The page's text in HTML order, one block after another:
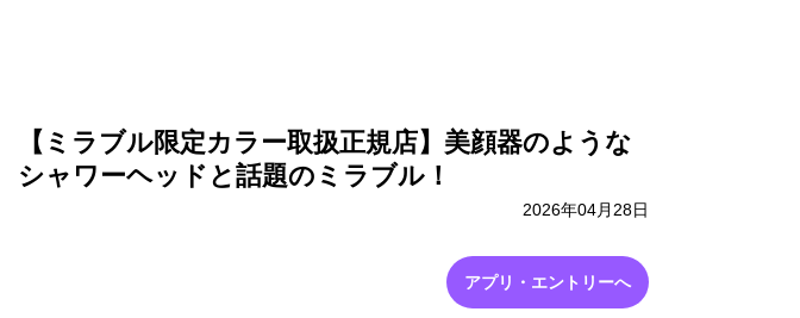
【ミラブル限定カラー取扱正規店】美顔器のような
シャワーヘッドと話題のミラブル！
2026年04月28日
アプリ・エントリーへ